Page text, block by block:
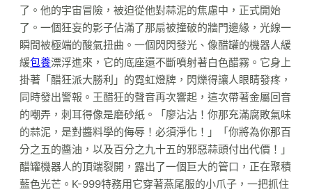
了。他的宇宙冒險，被迫從他對蒜泥的焦慮中，正式開始
了。一個狂妄的影子佔滿了那扇被撞破的牆門邊緣，光線一
瞬間被極端的酸氣扭曲。一個閃閃發光、像醋罐的機器人緩
緩包養漂浮進來，它的底座還不斷噴射著白色醋霧。它身上
掛著「醋狂派大勝利」的霓虹燈牌，閃爍得讓人眼睛發疼，
同時發出警報。王醋狂的聲音再次響起，這次帶著金屬回音
的嘲弄，刺耳得像是磨砂紙。「廖沾沾！你那充滿腐敗氣味
的蒜泥，是對醬料學的侮辱！必須淨化！」「你將為你那百
分之五的醬油，以及百分之九十五的邪惡蒜頭付出代價！」
醋罐機器人的頂端裂開，露出了一個巨大的管口，正在聚積
藍色光芒。K-999特務用它穿著燕尾服的小爪子，一把抓住